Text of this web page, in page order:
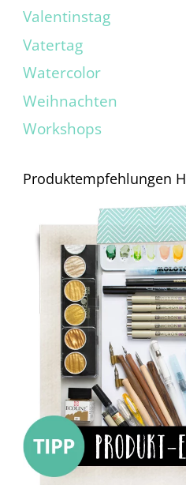
Valentinstag
Vatertag
Watercolor
Weihnachten
Workshops
Produktempfehlungen